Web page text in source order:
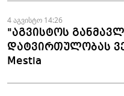
4 აგვისტო 14:26
"აგვისტოს
დატვირთულობას
Mestia